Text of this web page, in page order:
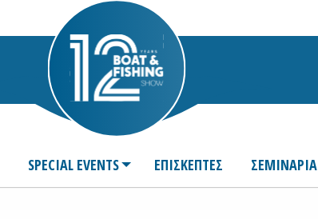
SPECIAL EVENTS ΕΠΙΣΚΕΠΤΕΣ ΣΕΜΙΝΑΡΙΑ